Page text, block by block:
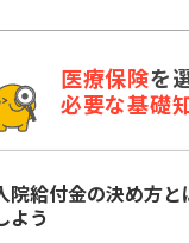
医療保険を
必要な基礎
院給付金の決め方
よう